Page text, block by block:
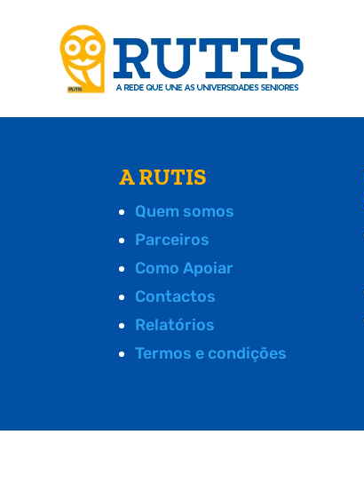
A RUTIS
Quem somos
Parceiros
Como Apoiar
Contactos
Relatórios
Termos e condições